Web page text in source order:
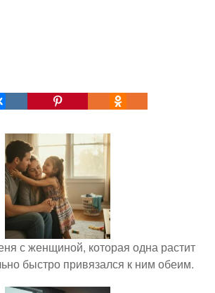
с женщиной, которая одна растит
быстро привязался к ним обеим.